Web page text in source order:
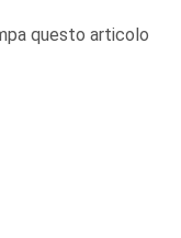
questo articolo